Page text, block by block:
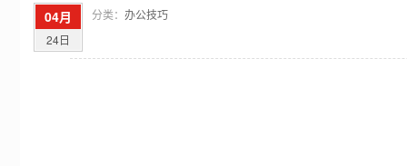
04月
24日
分类： 办公技巧